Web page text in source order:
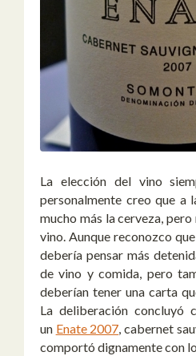
La elección del vino
personalmente creo que a
mucho más la cerveza,
vino. Aunque reconozco
debería pensar más
de vino y comida, pero
deberían tener una carta
La deliberación concluyó
un Enate 2007, cabernet
comportó dignamente con